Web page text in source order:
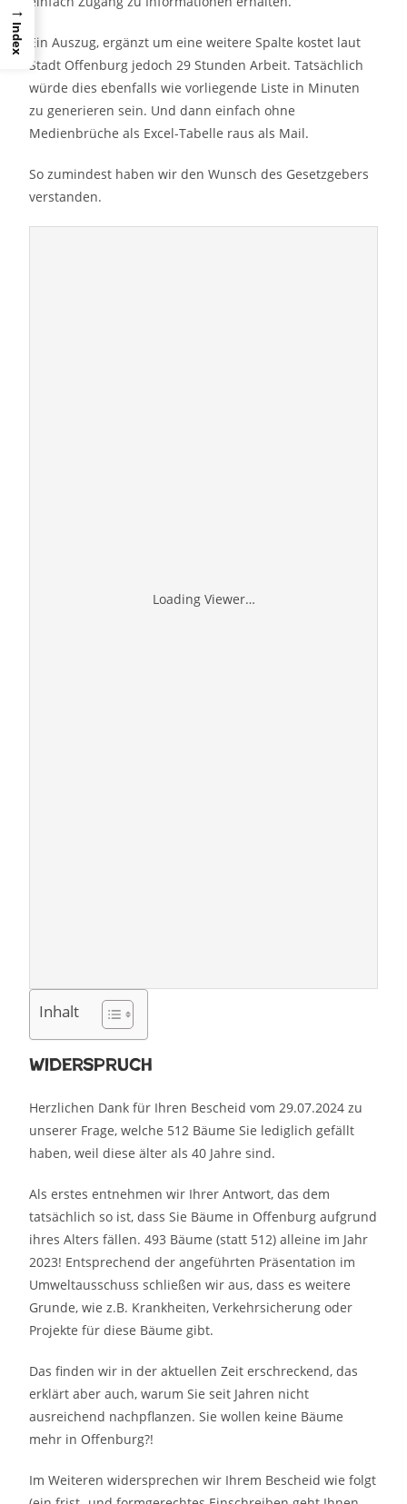
Ein Auszug, ergänzt um eine weitere Spalte kostet laut
Stadt Offenburg jedoch 29 Stunden Arbeit. Tatsächlich
würde dies ebenfalls wie vorliegende Liste in Minuten
zu generieren sein. Und dann einfach ohne
Medienbrüche als Excel-Tabelle raus als Mail.
So zumindest haben wir den Wunsch des Gesetzgebers
verstanden.
Loading Viewer…
Inhalt
Widerspruch
Herzlichen Dank für Ihren Bescheid vom 29.07.2024 zu
unserer Frage, welche 512 Bäume Sie lediglich gefällt
haben, weil diese älter als 40 Jahre sind.
Als erstes entnehmen wir Ihrer Antwort, das dem
tatsächlich so ist, dass Sie Bäume in Offenburg aufgrund
ihres Alters fällen. 493 Bäume (statt 512) alleine im Jahr
2023! Entsprechend der angeführten Präsentation im
Umweltausschuss schließen wir aus, dass es weitere
Grunde, wie z.B. Krankheiten, Verkehrsicherung oder
Projekte für diese Bäume gibt.
Das finden wir in der aktuellen Zeit erschreckend, das
erklärt aber auch, warum Sie seit Jahren nicht
ausreichend nachpflanzen. Sie wollen keine Bäume
mehr in Offenburg?!
Im Weiteren widersprechen wir Ihrem Bescheid wie folgt
→
Index